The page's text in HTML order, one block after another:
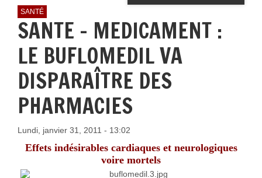
SANTÉ
SANTE - MEDICAMENT :
LE BUFLOMEDIL VA
DISPARAÎTRE DES
PHARMACIES
Lundi, janvier 31, 2011 - 13:02
Effets indésirables cardiaques et neurologiques
voire mortels